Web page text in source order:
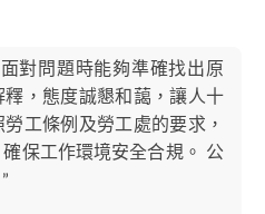
對問題時能夠準確找出原
釋，態度誠懇和藹，讓人十
工條例及勞工處的要求，
保工作環境安全合規。 公